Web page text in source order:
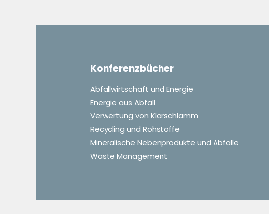
Konferenzbücher
Abfallwirtschaft und Energie
Energie aus Abfall
Verwertung von Klärschlamm
Recycling und Rohstoffe
Mineralische Nebenprodukte und Abfälle
Waste Management